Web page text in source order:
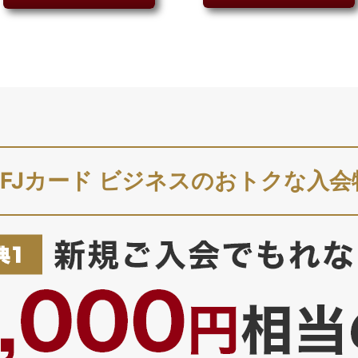
カード ビジネスのおトクな入会